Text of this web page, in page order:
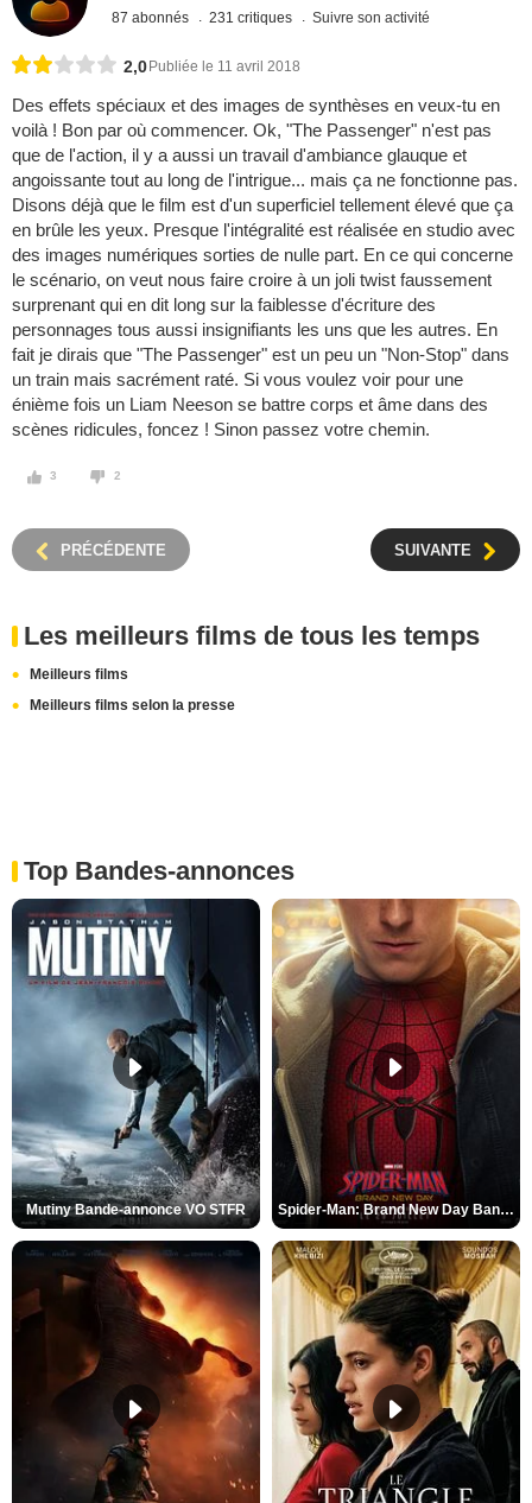
87 abonnés 231 critiques Suivre son activité
2,0 Publiée le 11 avril 2018
Des effets spéciaux et des images de synthèses en veux-tu en
voilà ! Bon par où commencer. Ok, "The Passenger" n'est pas
que de l'action, il y a aussi un travail d'ambiance glauque et
angoissante tout au long de l'intrigue... mais ça ne fonctionne pas.
Disons déjà que le film est d'un superficiel tellement élevé que ça
en brûle les yeux. Presque l'intégralité est réalisée en studio avec
des images numériques sorties de nulle part. En ce qui concerne
le scénario, on veut nous faire croire à un joli twist faussement
surprenant qui en dit long sur la faiblesse d'écriture des
personnages tous aussi insignifiants les uns que les autres. En
fait je dirais que "The Passenger" est un peu un "Non-Stop" dans
un train mais sacrément raté. Si vous voulez voir pour une
énième fois un Liam Neeson se battre corps et âme dans des
scènes ridicules, foncez ! Sinon passez votre chemin.
3 2
PRÉCÉDENTE SUIVANTE
Les meilleurs films de tous les temps
Meilleurs films
Meilleurs films selon la presse
Top Bandes-annonces
Mutiny Bande-annonce VO STFR Spider-Man: Brand New Day Bande-annonce VO STFR